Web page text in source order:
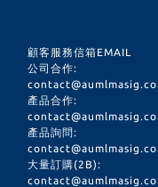
顧客服務信箱EMAIL
公司合作:
產品合作:
產品詢問:
大量訂購(2B):